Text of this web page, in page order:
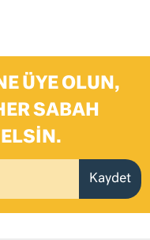
ÜYE OLUN,
SABAH
Kaydet